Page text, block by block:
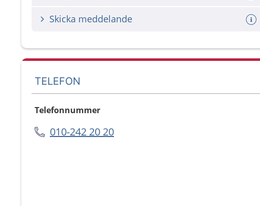
Skicka meddelande
TELEFON
Telefonnummer
010-242 20 20